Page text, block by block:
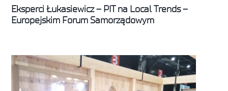
Eksperci Łukasiewicz – PIT na Local Trends –
Europejskim Forum Samorządowym